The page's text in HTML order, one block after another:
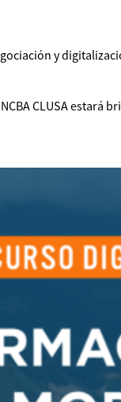
y
CLUSA estará